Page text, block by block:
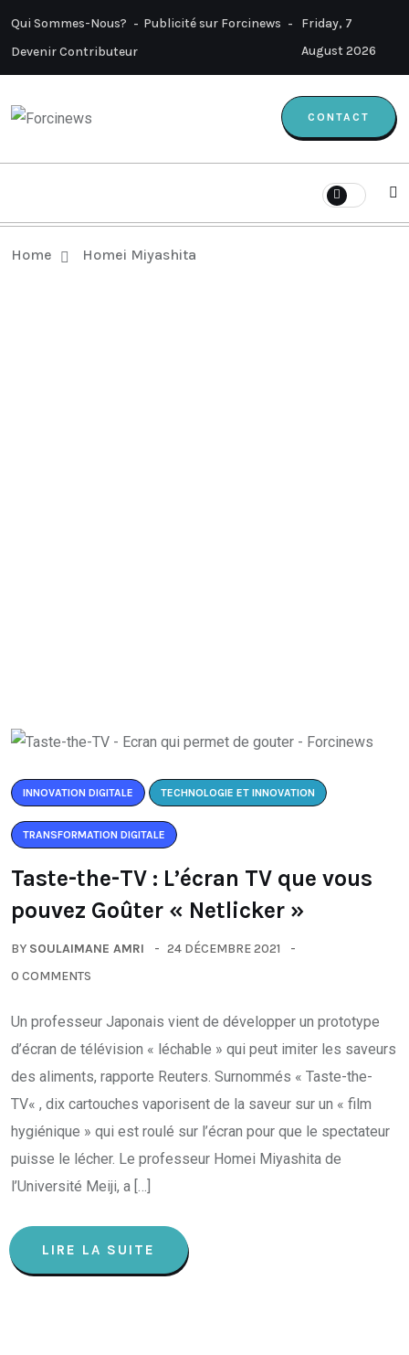
Qui Sommes-Nous?
Publicité sur Forcinews
Devenir Contributeur
Friday, 7
August 2026
CONTACT
Home Homei Miyashita
INNOVATION DIGITALE TECHNOLOGIE ET INNOVATION
TRANSFORMATION DIGITALE
Taste-the-TV : L’écran TV que vous
pouvez Goûter « Netlicker »
BY SOULAIMANE AMRI
24 DÉCEMBRE 2021
0 COMMENTS
Un professeur Japonais vient de développer un prototype
d’écran de télévision « léchable » qui peut imiter les saveurs
des aliments, rapporte Reuters. Surnommés « Taste-the-
TV« , dix cartouches vaporisent de la saveur sur un « film
hygiénique » qui est roulé sur l’écran pour que le spectateur
puisse le lécher. Le professeur Homei Miyashita de
l’Université Meiji, a […]
LIRE LA SUITE